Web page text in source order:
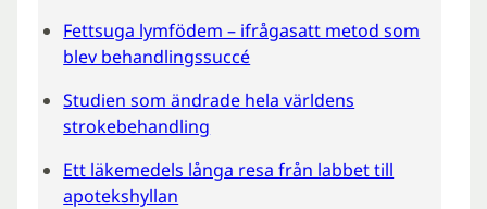
Fettsuga lymfödem – ifrågasatt metod som
blev behandlingssuccé
Studien som ändrade hela världens
strokebehandling
Ett läkemedels långa resa från labbet till
apotekshyllan